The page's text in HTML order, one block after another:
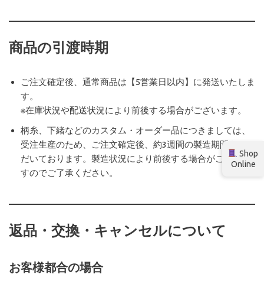
商品の引渡時期
ご注文確定後、通常商品は【5営業日以内】に発送いたしま
す。
※在庫状況や配送状況により前後する場合がございます。
柄糸、下緒などのカスタム・オーダー品につきましては、
受注生産のため、ご注文確定後、約3週間の製造期間をいた
だいております。製造状況により前後する場合がございま
すのでご了承ください。
返品・交換・キャンセルについて
お客様都合の場合
Shop
Online